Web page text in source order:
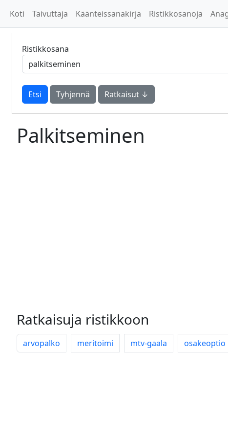
Koti Taivuttaja Käänteissanakirja Ristikkosanoja
Ristikkosana
Tyhjennä Ratkaisut ↓
Palkitseminen
Ratkaisuja ristikkoon
arvopalko meritoimi mtv-gaala osakeoptio